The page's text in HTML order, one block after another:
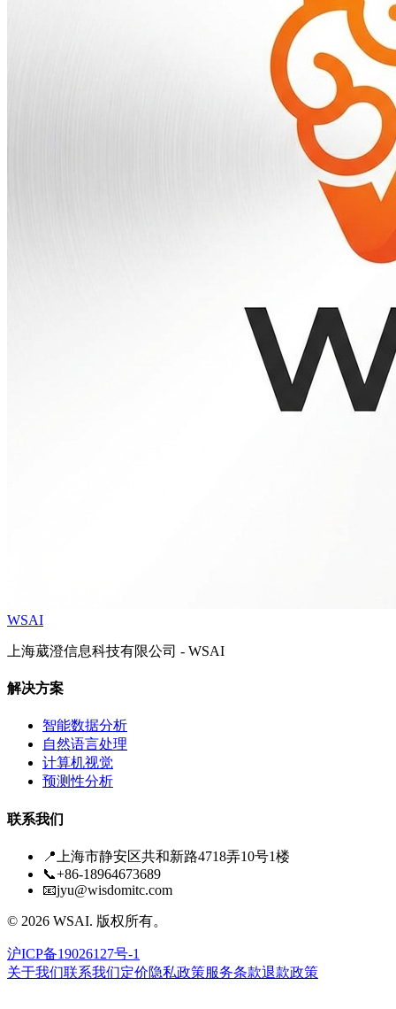
WSAI
上海葳澄信息科技有限公司 - WSAI
解决方案
智能数据分析
自然语言处理
计算机视觉
预测性分析
联系我们
📍 上海市静安区共和新路4718弄10号1楼
📞+86-18964673689
📧jyu@wisdomitc.com
© 2026 WSAI. 版权所有。
沪ICP备19026127号-1
关于我们联系我们定价隐私政策服务条款退款政策